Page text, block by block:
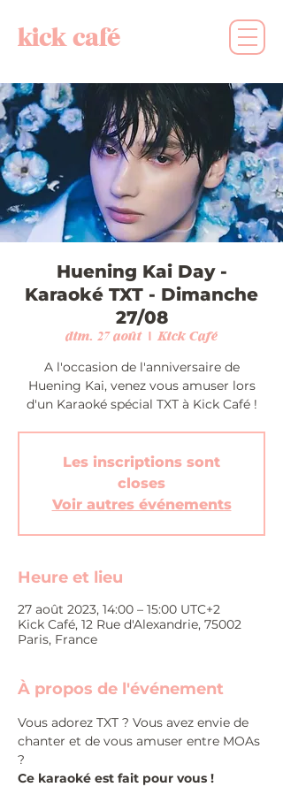
kick café
Huening Kai Day -
Karaoké TXT - Dimanche
27/08
dim. 27 août
  |
Kick Café
A l'occasion de l'anniversaire de
Huening Kai, venez vous amuser lors
d'un Karaoké spécial TXT à Kick Café !
Les inscriptions sont
closes
Voir autres événements
Heure et lieu
27 août 2023, 14:00 – 15:00 UTC+2
Kick Café, 12 Rue d'Alexandrie, 75002
Paris, France
À propos de l'événement
Vous adorez TXT ? Vous avez envie de
chanter et de vous amuser entre MOAs
?
Ce karaoké est fait pour vous !